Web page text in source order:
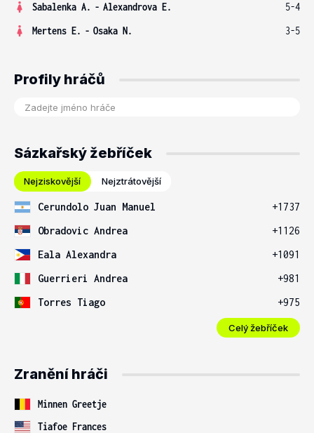
Sabalenka A. - Alexandrova E.
5-4
Mertens E. - Osaka N. 3-5
Profily hráčů
Sázkařský žebříček
Nejziskovější Nejztrátovější
Cerundolo Juan Manuel
+1737
Obradovic Andrea
+1126
Eala Alexandra
+1091
Guerrieri Andrea
+981
Torres Tiago
+975
Celý žebříček
Zranění hráči
Minnen Greetje
Tiafoe Frances